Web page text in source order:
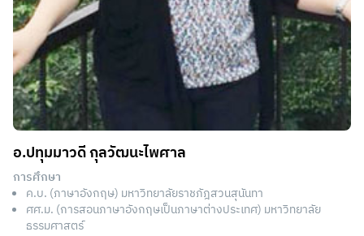
อ.ปทุมมาวดี กุลวัฒนะไพศาล
การศึกษา
ค.บ. (ภาษาอังกฤษ) มหาวิทยาลัยราชภัฎสวนสุนันทา
ศศ.ม. (การสอนภาษาอังกฤษเป็นภาษาต่างประเทศ) มหาวิทยาลัย
ธรรมศาสตร์